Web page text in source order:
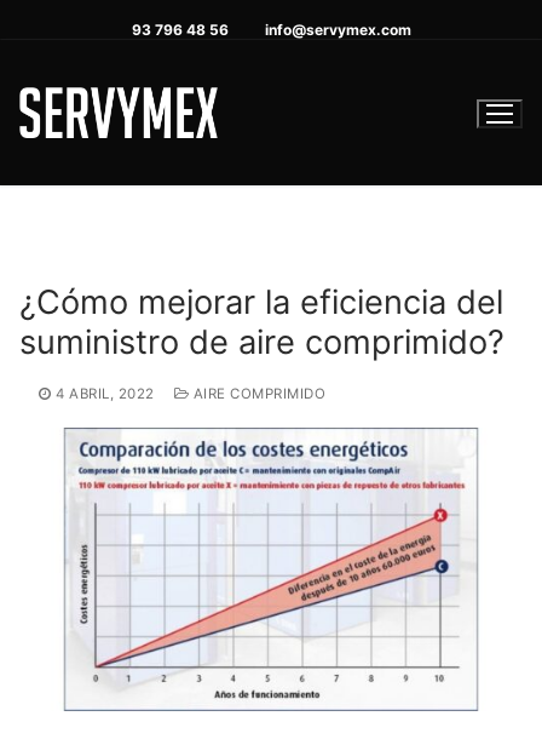
93 796 48 56 info@servymex.com
¿Cómo mejorar la eficiencia del
suministro de aire comprimido?
4 ABRIL, 2022 AIRE COMPRIMIDO